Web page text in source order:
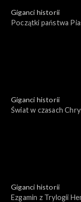
Giganci historii
Początki państwa
Giganci historii
Świat w czasach
Giganci historii
Ezgamin z Trylogii